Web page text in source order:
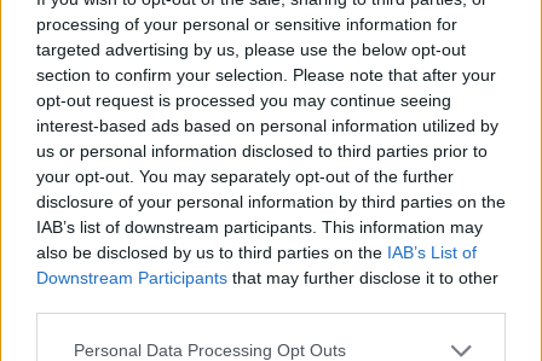
processing of your personal or sensitive information for
targeted advertising by us, please use the below opt-out
section to confirm your selection. Please note that after your
opt-out request is processed you may continue seeing
interest-based ads based on personal information utilized by
us or personal information disclosed to third parties prior to
your opt-out. You may separately opt-out of the further
disclosure of your personal information by third parties on the
IAB’s list of downstream participants. This information may
also be disclosed by us to third parties on the IAB’s List of
Downstream Participants that may further disclose it to other
Personal Data Processing Opt Outs
τους δυο μας κάθε φορά. Θα έλεγα ότι τα 35
δολάρια είναι κάτι περισσότερο από δίκαια
για το φαγητό και τα ποτά που πήραμε κατά
τη διάρκεια αυτών των ραντεβού. Θεωρώ ότι
ως ένα δίκαιο κορίτσι, θα σκεφτείς να μου
επιστρέψεις τα χρήματα. Ευχαριστώ!».
Ωστόσο, η Άλεξ Κόλμποθ δεν είδε με καλό
από την ταινία «Μπαμπούλας Α.Ε.» με τη